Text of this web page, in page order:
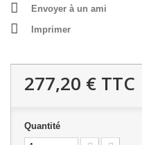
Envoyer à un ami
Imprimer
277,20 € TTC
Quantité